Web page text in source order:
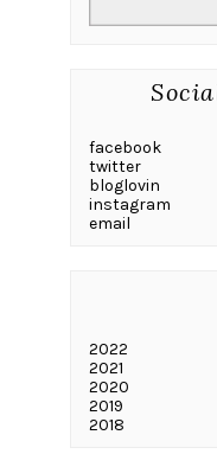
facebook
twitter
bloglovin
instagram
email
2022
2021
2020
2019
2018